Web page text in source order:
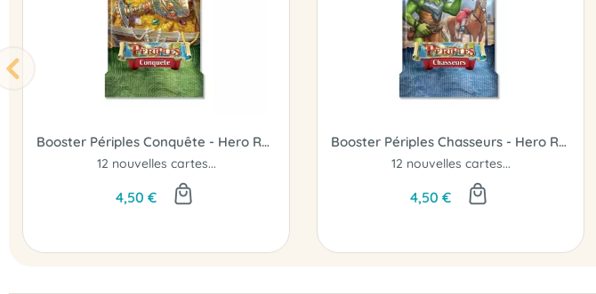
Booster Périples Conquête - Hero Realms
12 nouvelles cartes...
4,50 €
Booster Périples Chasseurs - Hero Realms
12 nouvelles cartes...
4,50 €